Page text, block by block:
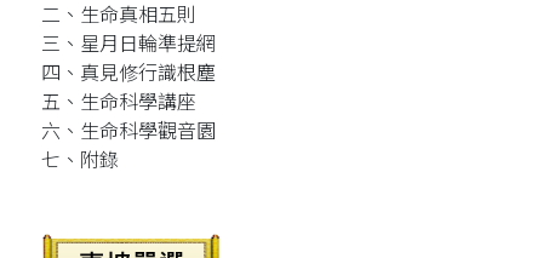
二、生命真相五則
三、星月日輪準提網
四、真見修行識根塵
五、生命科學講座
六、生命科學觀音園
七、附錄